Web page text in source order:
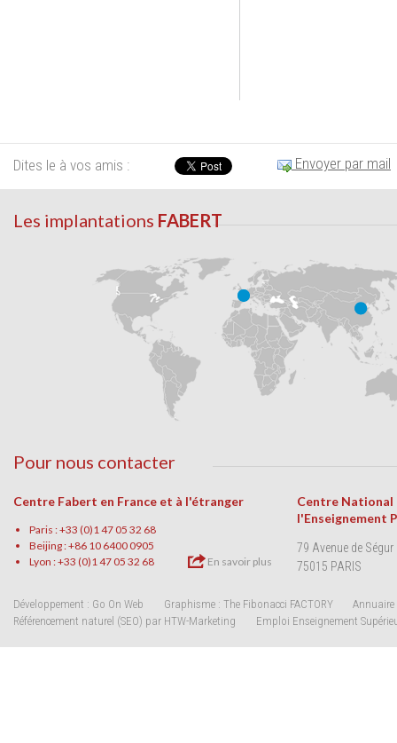
Dites le à vos amis : Envoyer par mail
Les implantations FABERT
Pour nous contacter
Centre Fabert en France et à l'étranger
Paris : +33 (0)1 47 05 32 68
Beijing : +86 10 6400 0905
Lyon : +33 (0)1 47 05 32 68
En savoir plus
Centre National
l'Enseignement
79 Avenue de Ségur
75015 PARIS
Développement : Go On Web Graphisme : The Fibonacci FACTORY
Annuaire
Référencement naturel (SEO) par HTW-Marketing
Emploi Enseignement